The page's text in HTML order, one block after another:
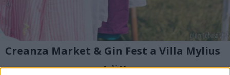
Creanza Market & Gin Fest a Villa Mylius
1 di 11